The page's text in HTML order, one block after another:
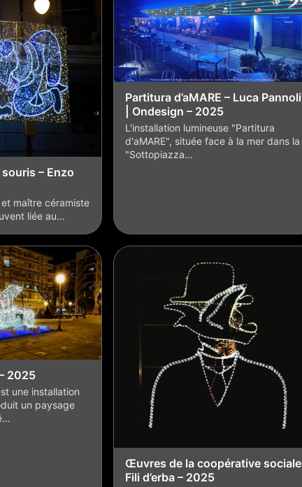
– Enzo
maître céramiste
liée au…
Partitura d’aMARE – Luca Pannoli
| Ondesign – 2025
L'installation lumineuse "Partitura
d'aMARE", située face à la mer dans la
"Sottopiazza…
2025
une installation
un paysage
Œuvres de la coopérative sociale
Fili d’erba – 2025